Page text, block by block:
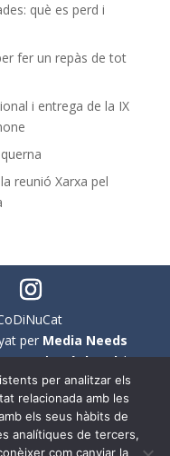
què es perd i
fer un repàs de tot
i entrega de la IX
reunió Xarxa pel
per Media Needs
|Avís legal|
l'ús no sexista del
causa de la seva
per analitzar els
relacionada amb les
els seus hàbits de
analítiques de tercers,
com canviar la